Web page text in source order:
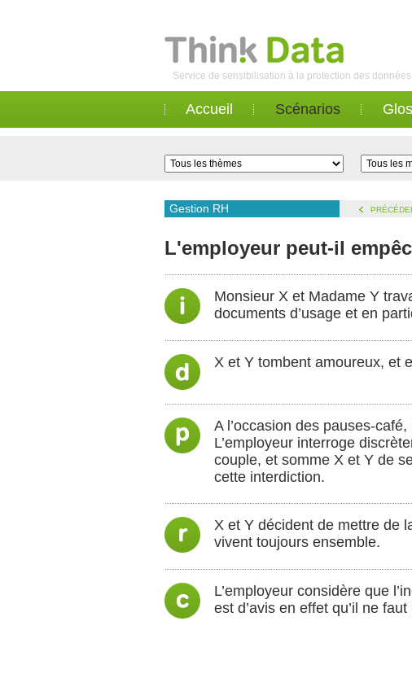
Service de sensibilisation à la protection des
Accueil Scénarios
Gestion RH
L'employeur peut-il
Monsieur X et Madame Y
documents d’usage et en
X et Y tombent amoureux, et
A l’occasion des pauses-
L’employeur interroge
couple, et somme X et Y de
cette interdiction.
X et Y décident de mettre de
vivent toujours ensemble.
L’employeur considère que
est d’avis en effet qu’il ne